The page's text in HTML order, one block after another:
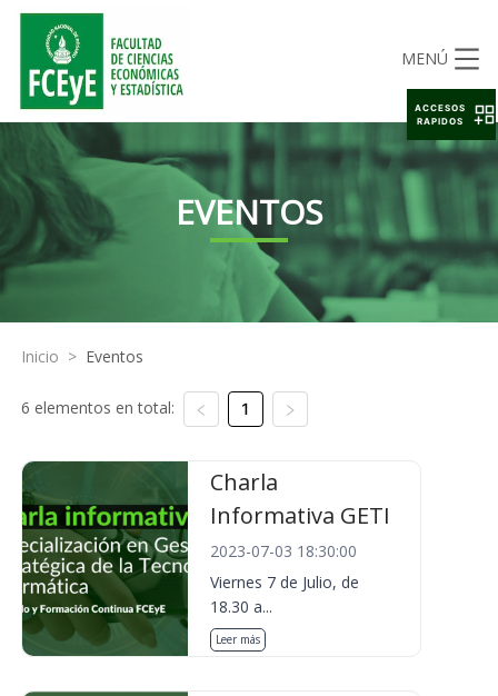
MENÚ
EVENTOS
Inicio > Eventos
6 elementos en total: 1
Charla
Informativa GETI
2023-07-03 18:30:00
Viernes 7 de Julio, de
18.30 a...
Leer más
ACCESOS
RAPIDOS